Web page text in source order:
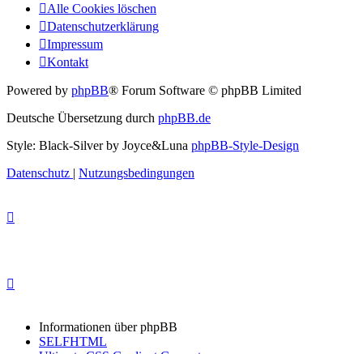
Alle Cookies löschen
Datenschutzerklärung
Impressum
Kontakt
Powered by phpBB® Forum Software © phpBB Limited
Deutsche Übersetzung durch phpBB.de
Style: Black-Silver by Joyce&Luna phpBB-Style-Design
Datenschutz | Nutzungsbedingungen
Informationen über phpBB
SELFHTML